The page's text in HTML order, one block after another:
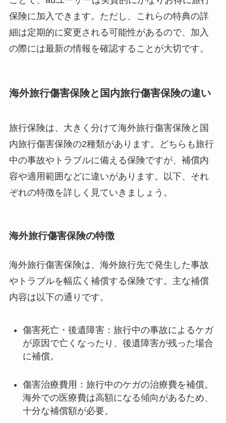
保険に加入できます。ただし、これらの特典の詳
細は定期的に変更される可能性があるので、加入
の際には最新の情報を確認することが大切です。
海外旅行傷害保険と国内旅行傷害保険の違い
旅行保険は、大きく分けて海外旅行傷害保険と国
内旅行傷害保険の2種類があります。どちらも旅行
中の事故やトラブルに備える保険ですが、補償内
容や適用範囲などに違いがあります。以下、それ
ぞれの特徴を詳しく見ていきましょう。
海外旅行傷害保険の特徴
海外旅行傷害保険は、海外旅行先で発生した事故
やトラブルを幅広く補償する保険です。主な補償
内容は以下の通りです。
傷害死亡・後遺障害：旅行中の事故によるケガ
が原因で亡くなったり、後遺障害が残った場合
に補償。
傷害治療費用：旅行中のケガの治療費を補償。
海外での医療費は高額になる傾向があるため、
十分な補償額が必要。